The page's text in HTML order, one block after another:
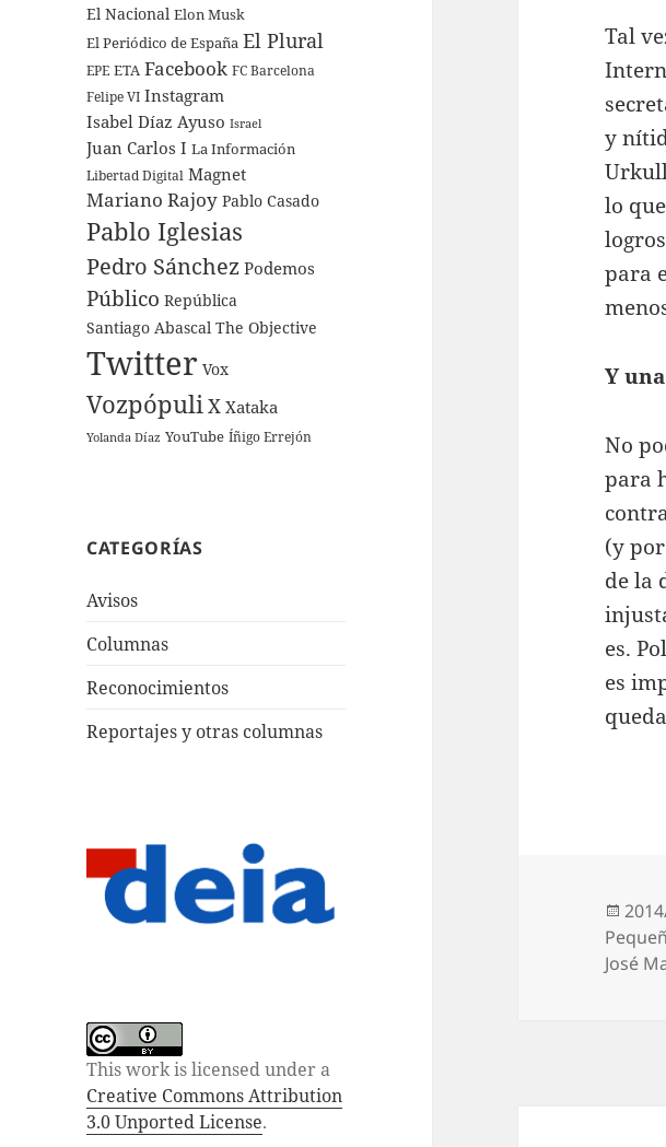
El Nacional Elon Musk
El Periódico de España El Plural
EPE ETA Facebook FC Barcelona
Felipe VI Instagram
Isabel Díaz Ayuso Israel
Juan Carlos I La Información
Libertad Digital Magnet
Mariano Rajoy Pablo Casado
Pablo Iglesias
Pedro Sánchez Podemos
Público República
Santiago Abascal The Objective
Twitter Vox
Vozpópuli X Xataka
Yolanda Díaz YouTube Íñigo Errejón
CATEGORÍAS
Avisos
Columnas
Reconocimientos
Reportajes y otras columnas
This work is licensed under a
Creative Commons Attribution
3.0 Unported License.
Tal
y
lo
para
Y
No
para
(y
de la
es.
es
el
José